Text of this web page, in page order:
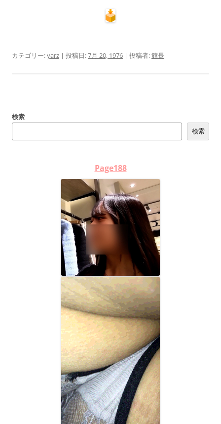
カテゴリー:yarz | 投稿日:7月 20, 1976 | 投稿者:館長
検索
検索
Page188